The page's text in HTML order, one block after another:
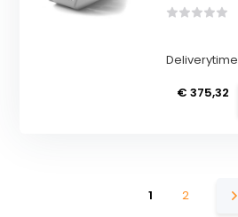
Deliverytime
€ 375,32
1 2